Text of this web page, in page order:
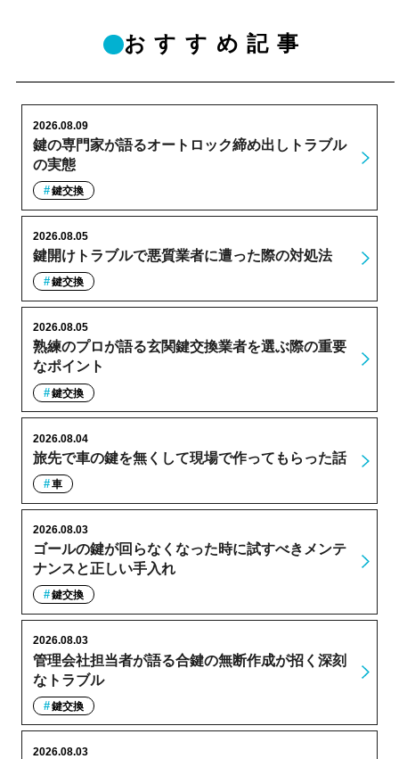
おすすめ記事
鍵の専門家が語るオートロック締め出しトラブル
の実態
2026.08.09
鍵交換
鍵開けトラブルで悪質業者に遭った際の対処法
2026.08.05
鍵交換
熟練のプロが語る玄関鍵交換業者を選ぶ際の重要
なポイント
2026.08.05
鍵交換
旅先で車の鍵を無くして現場で作ってもらった話
2026.08.04
車
ゴールの鍵が回らなくなった時に試すべきメンテ
ナンスと正しい手入れ
2026.08.03
鍵交換
管理会社担当者が語る合鍵の無断作成が招く深刻
なトラブル
2026.08.03
鍵交換
2026.08.03